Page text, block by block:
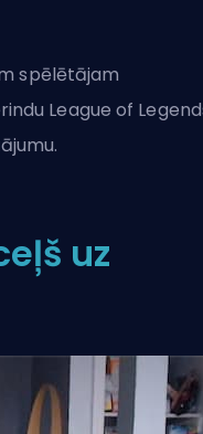
spēlētājam
League of
uz